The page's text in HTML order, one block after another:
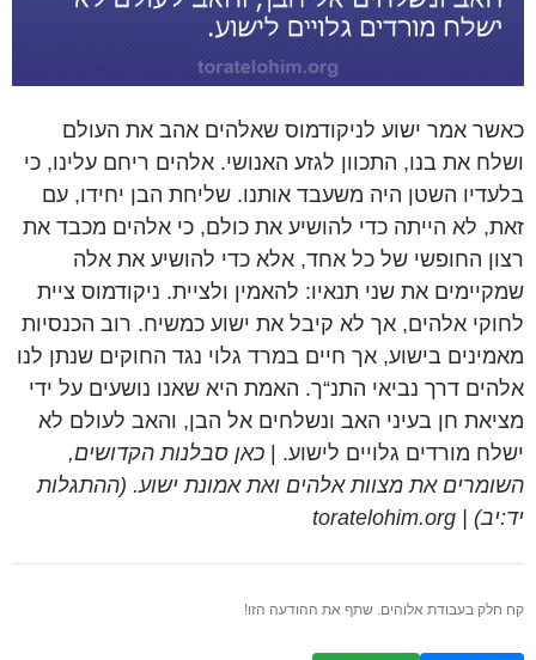
כאשר אמר ישוע לניקודמוס שאלהים אהב את העולם
ושלח את בנו, התכוון לגזע האנושי. אלהים ריחם עלינו, כי
בלעדיו השטן היה משעבד אותנו. שליחת הבן יחידו, עם
זאת, לא הייתה כדי להושיע את כולם, כי אלהים מכבד את
רצון החופשי של כל אחד, אלא כדי להושיע את אלה
שמקיימים את שני תנאיו: להאמין ולציית. ניקודמוס ציית
לחוקי אלהים, אך לא קיבל את ישוע כמשיח. רוב הכנסיות
מאמינים בישוע, אך חיים במרד גלוי נגד החוקים שנתן לנו
אלהים דרך נביאי התנ“ך. האמת היא שאנו נושעים על ידי
מציאת חן בעיני האב ונשלחים אל הבן, והאב לעולם לא
ישלח מורדים גלויים לישוע. | כאן סבלנות הקדושים,
השומרים את מצוות אלהים ואת אמונת ישוע. (ההתגלות
יד:יב) | toratelohim.org
קח חלק בעבודת אלוהים. שתף את ההודעה הזו!